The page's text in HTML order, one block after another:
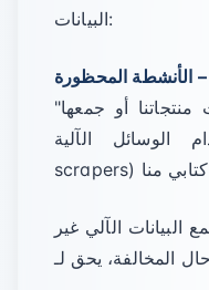
البيانات:
"لا يجوز لك الوصول إلى بيانات منتجاتنا أو جمعها
الآلية (مثل الروبوتات أو
الآلي غير